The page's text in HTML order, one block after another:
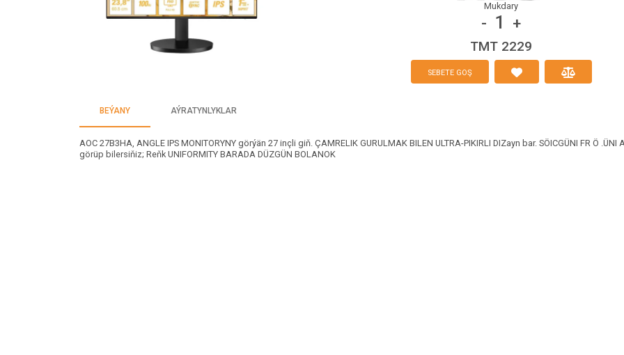
Mukdary
- 1 +
TMT 2229
SEBETE GOŞ
BEÝANY AÝRATYNLYKLAR
AOC 27B3HA, ANGLE IPS MONITORYNY görýän 27 inçli giň. ÇAMRELIK GURULMAK BILEN ULTRA-PIKIRLI DIZayn bar. SÖICGÜNI FR Ö .ÜNI
görüp bilersiňiz; Reňk UNIFORMITY BARADA DÜZGÜN BOLANOK